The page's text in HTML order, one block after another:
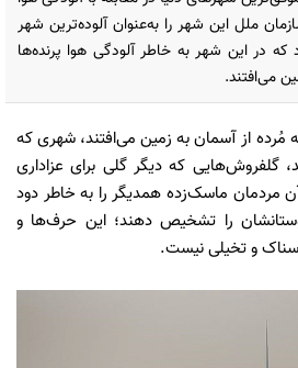
می‌شود. سال۱۹۹۲ سازمان ملل این شهر را به‌عنوان آلوده‌ترین شهر
در این شهر به خاطر آلودگی هوا پرنده‌ها
می‌افتند.
مُرده از آسمان به زمین می‌افتند، شهری که
گلفروش‌هایی که دیگر گلی برای عزاداری
مردمان ماسک‌زده همدیگر را به خاطر دود
را تشخیص دهند؛ این حرف‌ها و
و تخیلی نیست.